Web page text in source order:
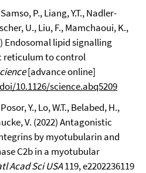
P., Liang, Y.T., Nadler-
U., Liu, F., Mamchaoui, K.,
Endosomal lipid signalling
reticulum to control
[advance online]
10.1126/science.abq5209
Y., Lo, W.T., Belabed, H.,
V. (2022) Antagonistic
by myotubularin and
C2b in a myotubular
Acad Sci USA119, e2202236119